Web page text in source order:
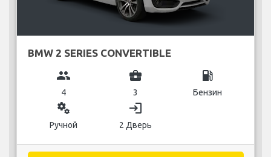
BMW 2 SERIES CONVERTIBLE
group
4
business_center
3
local_gas_station
Бензин
miscellaneous_services
Ручной
login
2 Дверь